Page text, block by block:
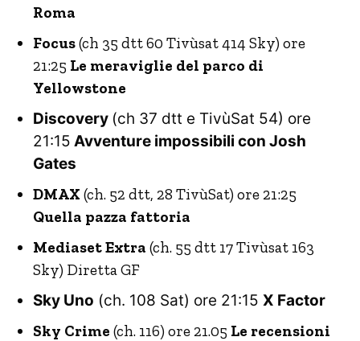
Roma
Focus(ch 35 dtt 60 Tivùsat 414 Sky) ore
21:25 Le meraviglie del parco di
Yellowstone
Discovery (ch 37 dtt e TivùSat 54) ore
21:15 Avventure impossibili con Josh
Gates
DMAX (ch. 52 dtt, 28 TivùSat) ore 21:25
Quella pazza fattoria
Mediaset Extra (ch. 55 dtt 17 Tivùsat 163
Sky) Diretta GF
Sky Uno (ch. 108 Sat) ore 21:15 X Factor
Sky Crime (ch. 116) ore 21.05 Le recensioni